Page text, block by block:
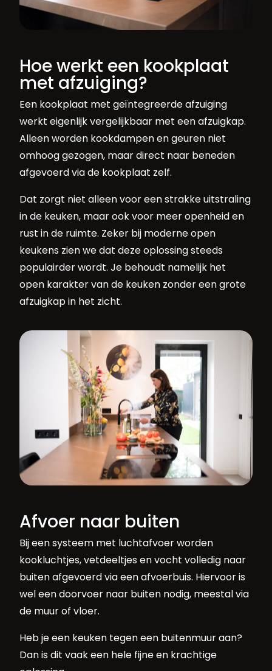
Hoe werkt een kookplaat
met afzuiging?
Een kookplaat met geïntegreerde afzuiging
werkt eigenlijk vergelijkbaar met een afzuigkap.
Alleen worden kookdampen en geuren niet
omhoog gezogen, maar direct naar beneden
afgevoerd via de kookplaat zelf.
Dat zorgt niet alleen voor een strakke uitstraling
in de keuken, maar ook voor meer openheid en
rust in de ruimte. Zeker bij moderne open
keukens zien we dat deze oplossing steeds
populairder wordt. Je behoudt namelijk het
open karakter van de keuken zonder een grote
afzuigkap in het zicht.
Afvoer naar buiten
Bij een systeem met luchtafvoer worden
kookluchtjes, vetdeeltjes en vocht volledig naar
buiten afgevoerd via een afvoerbuis. Hiervoor is
wel een doorvoer naar buiten nodig, meestal via
de muur of vloer.
Heb je een keuken tegen een buitenmuur aan?
Dan is dit vaak een hele fijne en krachtige